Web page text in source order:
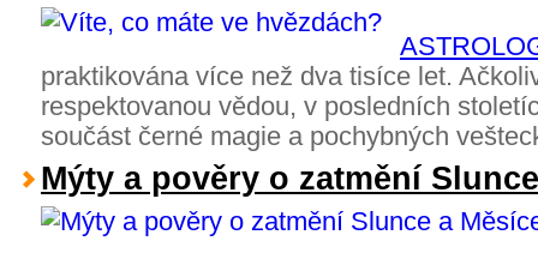
praktikována více než dva tisíce let.
respektovanou vědou, v posledních
součást černé magie a pochybných
Mýty a pověry o zatmění